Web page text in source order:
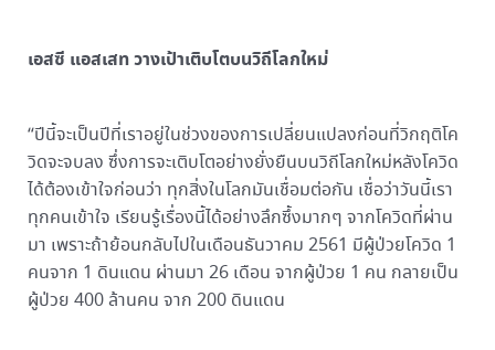
เอสซี แอสเสท วางเป้าเติบโตบนวิถีโลกใหม่
“ปีนี้จะเป็นปีที่เราอยู่ในช่วงของการเปลี่ยนแปลงก่อนที่วิกฤติโค
วิดจะจบลง ซึ่งการจะเติบโตอย่างยั่งยืนบนวิถีโลกใหม่หลังโควิด
ได้ต้องเข้าใจก่อนว่า ทุกสิ่งในโลกมันเชื่อมต่อกัน เชื่อว่าวันนี้เรา
ทุกคนเข้าใจ เรียนรู้เรื่องนี้ได้อย่างลึกซึ้งมากๆ จากโควิดที่ผ่าน
มา เพราะถ้าย้อนกลับไปในเดือนธันวาคม 2561 มีผู้ป่วยโควิด 1
คนจาก 1 ดินแดน ผ่านมา 26 เดือน จากผู้ป่วย 1 คน กลายเป็น
ผู้ป่วย 400 ล้านคน จาก 200 ดินแดน